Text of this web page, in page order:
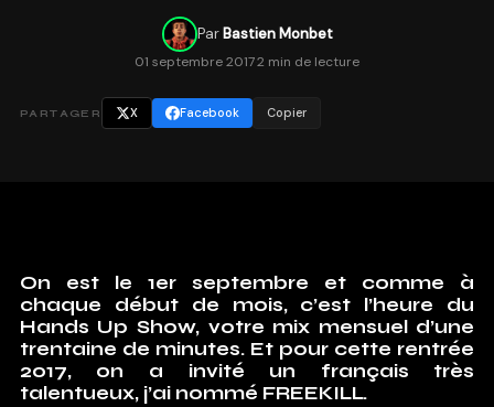
ParBastien Monbet
01 septembre 20172 min de lecture
PARTAGER X Facebook Copier
On est le 1er septembre et comme à
chaque début de mois, c’est l’heure du
Hands Up Show, votre mix mensuel d’une
trentaine de minutes. Et pour cette rentrée
2017, on a invité un français très
talentueux, j’ai nommé FREEKILL.